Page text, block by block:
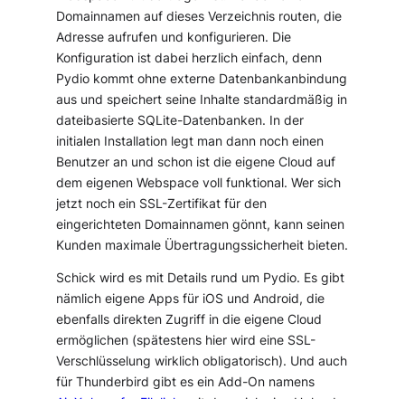
Domainnamen auf dieses Verzeichnis routen, die
Adresse aufrufen und konfigurieren. Die
Konfiguration ist dabei herzlich einfach, denn
Pydio kommt ohne externe Datenbankanbindung
aus und speichert seine Inhalte standardmäßig in
dateibasierte SQLite-Datenbanken. In der
initialen Installation legt man dann noch einen
Benutzer an und schon ist die eigene Cloud auf
dem eigenen Webspace voll funktional. Wer sich
jetzt noch ein SSL-Zertifikat für den
eingerichteten Domainnamen gönnt, kann seinen
Kunden maximale Übertragungssicherheit bieten.
Schick wird es mit Details rund um Pydio. Es gibt
nämlich eigene Apps für iOS und Android, die
ebenfalls direkten Zugriff in die eigene Cloud
ermöglichen (spätestens hier wird eine SSL-
Verschlüsselung wirklich obligatorisch). Und auch
für Thunderbird gibt es ein Add-On namens